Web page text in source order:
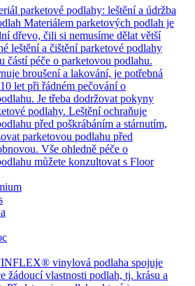
parketové podlahy: leštění a údržba
Materiálem parketových podlah je
dřevo, čili si nemusíme dělat větší
leštění a čištění parketové podlahy
částí péče o parketovou podlahu.
broušení a lakování, je potřebná
let při řádném pečování o
Je třeba dodržovat pokyny
podlahy. Leštění ochraňuje
před poškrábáním a stárnutím,
parketovou podlahu před
Vše ohledně péče o
můžete konzultovat s Floor
vinylová podlaha spojuje
žádoucí vlastnosti podlah, tj. krásu a